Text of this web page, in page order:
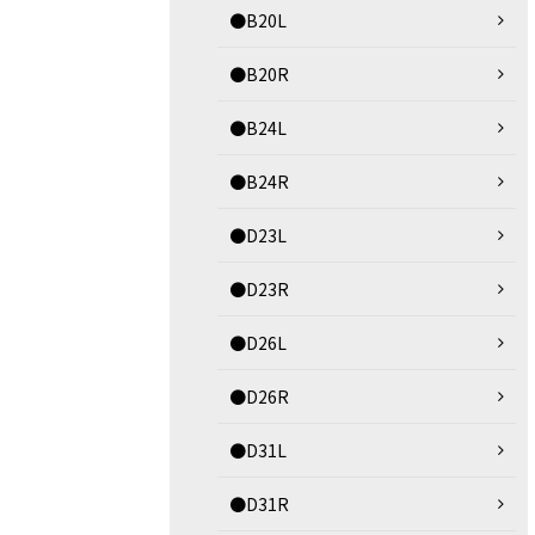
●B20L
●B20R
●B24L
●B24R
●D23L
●D23R
●D26L
●D26R
●D31L
●D31R